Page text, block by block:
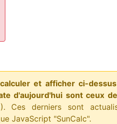
et afficher ci-
d'aujourd'hui sont ceux
Ces derniers sont
JavaScript "SunCalc".